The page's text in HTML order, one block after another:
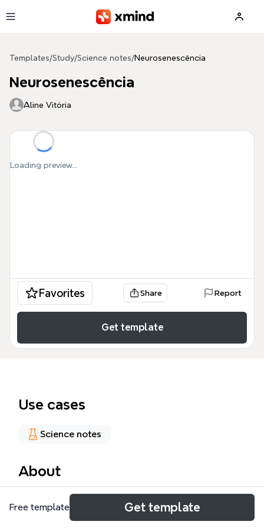
Templates/Study/Science notes/Neurosenescência
Neurosenescência
Aline Vitória
Loading preview...
Favorites Share Report
Get template
Use cases
Science notes
About
Este Neurosenescência mind map template oferece
uma análise técnica e estruturada sobre o
Free template Get template